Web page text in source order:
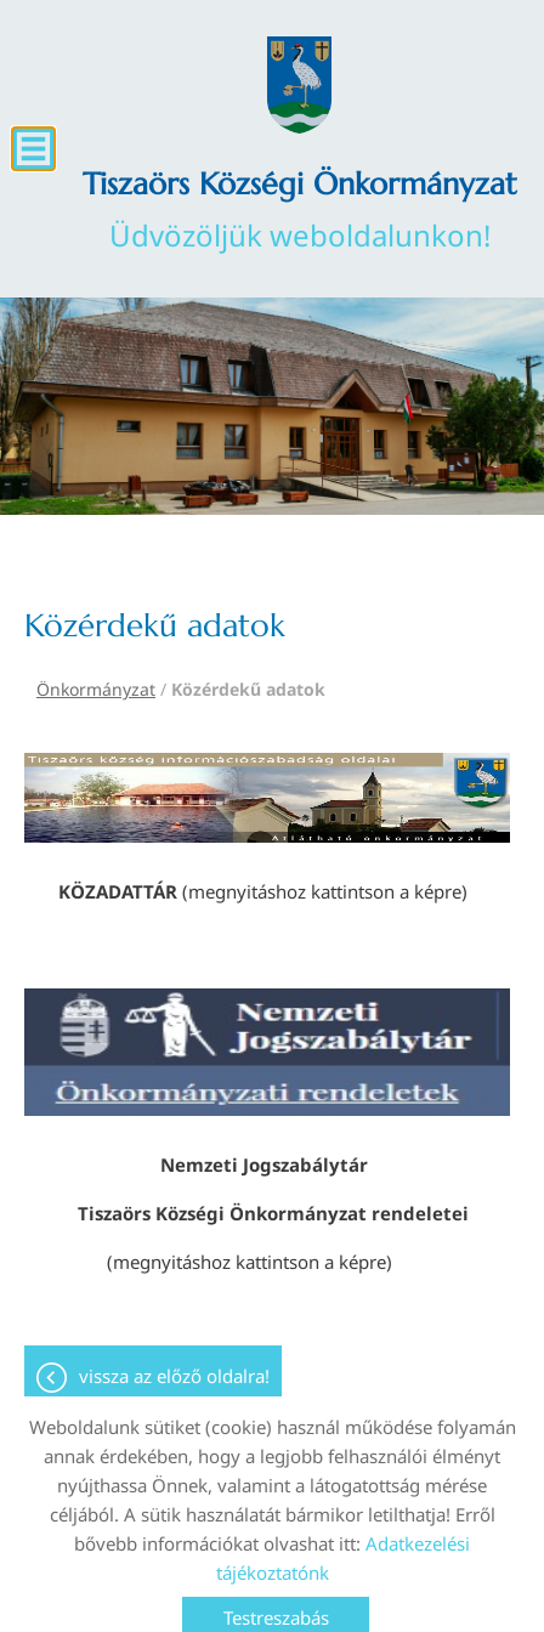
Tiszaörs Községi Önkormányzat
Üdvözöljük weboldalunkon!
Közérdekű adatok
Önkormányzat / Közérdekű adatok
KÖZADATTÁR (megnyitáshoz kattintson a képre)
Nemzeti Jogszabálytár
Tiszaörs Községi Önkormányzat rendeletei
(megnyitáshoz kattintson a képre)
vissza az előző oldalra!
© 2026 - Minden jog fenntartva
Oldal információk
Adatkezelési tájékoztató
Impresszum
Sütik kezelése
Testreszabás
Weboldalunk sütiket (cookie) használ működése folyamán
annak érdekében, hogy a legjobb felhasználói élményt
nyújthassa Önnek, valamint a látogatottság mérése
céljából. A sütik használatát bármikor letilthatja! Erről
bővebb információkat olvashat itt: Adatkezelési
tájékoztatónk